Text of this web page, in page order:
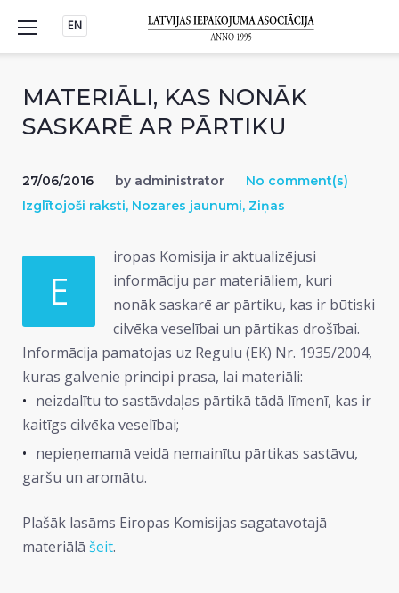
content
EN
MATERIĀLI, KAS NONĀK
SASKARĒ AR PĀRTIKU
27/06/2016 by administrator
No comment(s)
Izglītojoši raksti, Nozares jaunumi, Ziņas
E
iropas Komisija ir aktualizējusi
informāciju par materiāliem, kuri
nonāk saskarē ar pārtiku, kas ir būtiski
cilvēka veselībai un pārtikas drošībai.
Informācija pamatojas uz Regulu (EK) Nr. 1935/2004,
kuras galvenie principi prasa, lai materiāli:
neizdalītu to sastāvdaļas pārtikā tādā līmenī, kas ir
kaitīgs cilvēka veselībai;
nepieņemamā veidā nemainītu pārtikas sastāvu,
garšu un aromātu.
Plašāk lasāms Eiropas Komisijas sagatavotajā
materiālā šeit.